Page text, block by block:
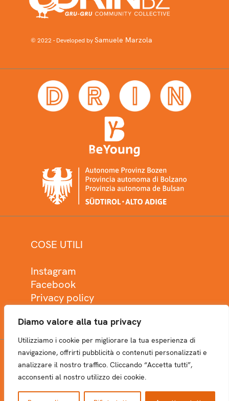
Diamo valore alla tua privacy
Utilizziamo i cookie per migliorare la tua esperienza di
navigazione, offrirti pubblicità o contenuti personalizzati e
analizzare il nostro traffico. Cliccando “Accetta tutti”,
acconsenti al nostro utilizzo dei cookie.
© 2022 - Developed bySamuele Marzola
COSE UTILI
Instagram
Facebook
Privacy policy
NEWSLETTER